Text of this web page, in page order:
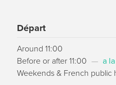
Départ
Around 11:00
Before or after 11:00 — a
Weekends & French public